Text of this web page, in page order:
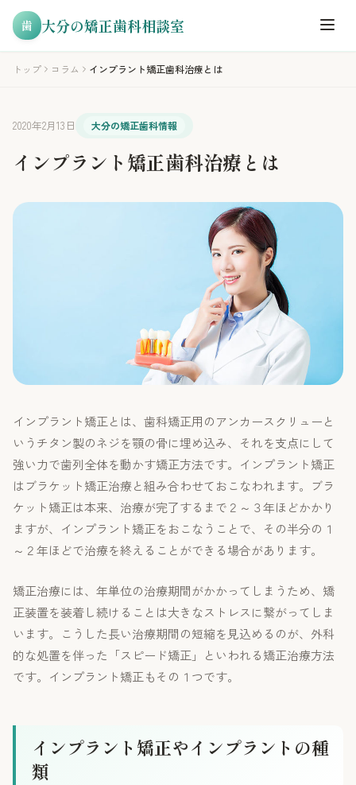
歯 大分の矯正歯科相談室
トップ コラム インプラント矯正歯科治療とは
2020年2月13日 大分の矯正歯科情報
インプラント矯正歯科治療とは
インプラント矯正とは、歯科矯正用のアンカースクリューと
いうチタン製のネジを顎の骨に埋め込み、それを支点にして
強い力で歯列全体を動かす矯正方法です。インプラント矯正
はブラケット矯正治療と組み合わせておこなわれます。ブラ
ケット矯正は本来、治療が完了するまで２～３年ほどかかり
ますが、インプラント矯正をおこなうことで、その半分の１
～２年ほどで治療を終えることができる場合があります。
矯正治療には、年単位の治療期間がかかってしまうため、矯
正装置を装着し続けることは大きなストレスに繋がってしま
います。こうした長い治療期間の短縮を見込めるのが、外科
的な処置を伴った「スピード矯正」といわれる矯正治療方法
です。インプラント矯正もその１つです。
インプラント矯正やインプラントの種
類